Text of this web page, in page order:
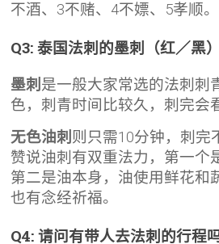
不酒、3不赌、4不嫖、5孝顺。
Q3: 泰国法刺的墨刺（红／黑
墨刺 是一般大家常选的法刺刺
色，刺青时间比较久，刺完会
无色油刺 则只需10分钟，刺完
赞说油刺有双重法力，第一个
第二是油本身，油使用鲜花和
也有念经祈福。
Q4: 请问有带人去法刺的行程